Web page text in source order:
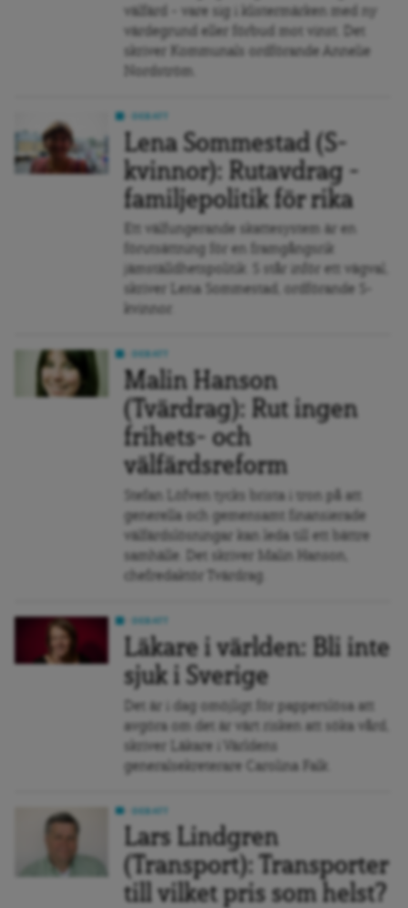
välfärd – vare sig i klistermärken med ny
värdegrund eller förbud mot vinst. Det
skriver Kommunals ordförande Annelie
Lena Sommestad (S-
kvinnor): Rutavdrag –
familjepolitik för rika
Ett välfungerande skattesystem är en
förutsättning för en framgångsrik
jämställdhetspolitik. S står inför ett vägval,
skriver Lena Sommestad, ordförande S-
Malin Hanson
(Tvärdrag): Rut ingen
frihets- och
välfärdsreform
Stefan Löfven tycks brista i tron på att
generella och gemensamt finansierade
välfärdslösningar kan leda till ett bättre
samhälle. Det skriver Malin Hanson,
chefredaktör Tvärdrag.
Läkare i världen: Bli inte
sjuk i Sverige
Det är i dag omöjligt för papperslösa att
avgöra om det är värt risken att söka vård,
skriver Läkare i Världens
generalsekreterare Carolina Falk.
Lars Lindgren
(Transport): Transporter
till vilket pris som helst?